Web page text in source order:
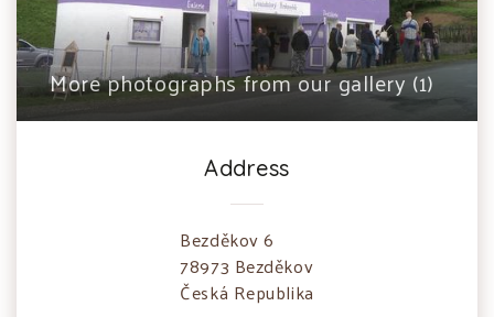
More photographs from our gallery (1)
Address
Bezděkov 6
78973 Bezděkov
Česká Republika